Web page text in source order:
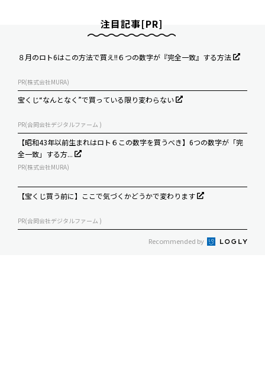
注目記事[PR]
８月のロト6はこの方法で買え!!６つの数字が『完全一致』する方法
PR(株式会社MURA)
宝くじ“なんとなく”で買っている限り変わらない
PR(合同会社デジタルファーム )
【昭和43年以前生まれはロト６この数字を買うべき】6つの数字が「完
全一致」する方...
PR(株式会社MURA)
【宝くじ買う前に】ここで気づくかどうかで変わります
PR(合同会社デジタルファーム )
Recommended by